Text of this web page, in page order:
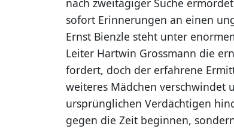
nach zweitägiger Suche
sofort Erinnerungen an einen
Ernst Bienzle steht unter
Leiter Hartwin Grossmann die
fordert, doch der erfahrene
weiteres Mädchen
ursprünglichen Verdächtigen
gegen die Zeit beginnen,